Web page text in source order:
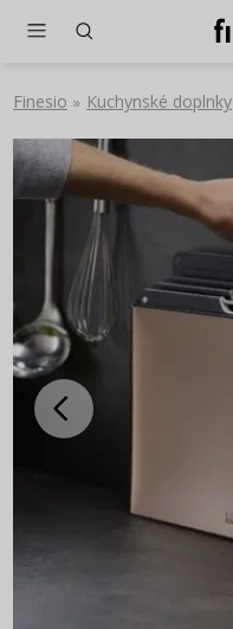
Finesio » Kuchynské doplnky